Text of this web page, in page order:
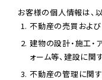
お客様の個人情報は、
不動産の売買およ
建物の設計・施工・
ォーム等、建設に関
不動産の管理に関